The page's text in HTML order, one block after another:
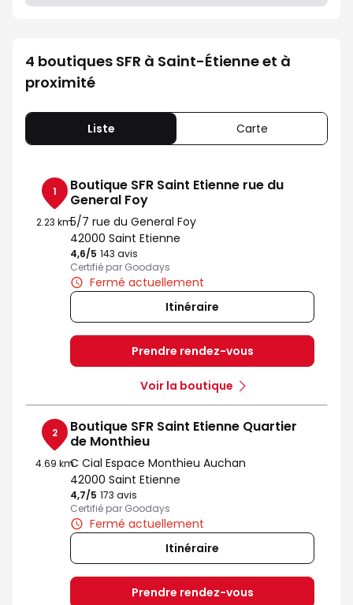
4 boutiques SFR à Saint-Étienne et à
proximité
Liste Carte
1
2.23 km
Boutique SFR Saint Etienne rue du
General Foy
5/7 rue du General Foy
42000 Saint Etienne
4,6/5 Note de 4.6 sur 5
143 avis
Certifié par Goodays
Fermé actuellement
Itinéraire
Prendre rendez-vous
Voir la boutique
2
4.69 km
Boutique SFR Saint Etienne Quartier
de Monthieu
C Cial Espace Monthieu Auchan
42000 Saint Etienne
4,7/5 Note de 4.7 sur 5
173 avis
Certifié par Goodays
Fermé actuellement
Itinéraire
Prendre rendez-vous